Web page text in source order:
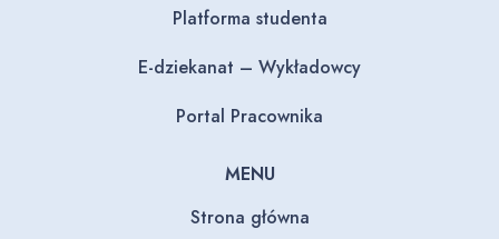
Platforma studenta
E-dziekanat – Wykładowcy
Portal Pracownika
MENU
Strona główna